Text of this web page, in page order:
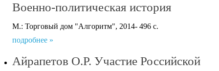
Военно-политическая история
М.: Торговый дом "Алгоритм", 2014- 496 с.
подробнее »
Айрапетов О.Р. Участие Российской